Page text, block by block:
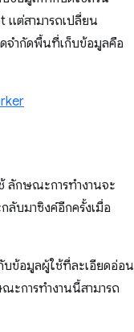
แต่สามารถเปลี่ยน
จำกัดพื้นที่เก็บข้อมูลคือ
ลักษณะการทำงานจะ
ลับมาซิงค์อีกครั้งเมื่อ
บข้อมูลผู้ใช้ที่ละเอียดอ่อน
ะการทำงานนี้สามารถ